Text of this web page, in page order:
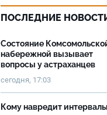
ПОСЛЕДНИЕ
Состояние
набережной вызывает
вопросы у астраханцев
сегодня, 17:03
Кому навредит